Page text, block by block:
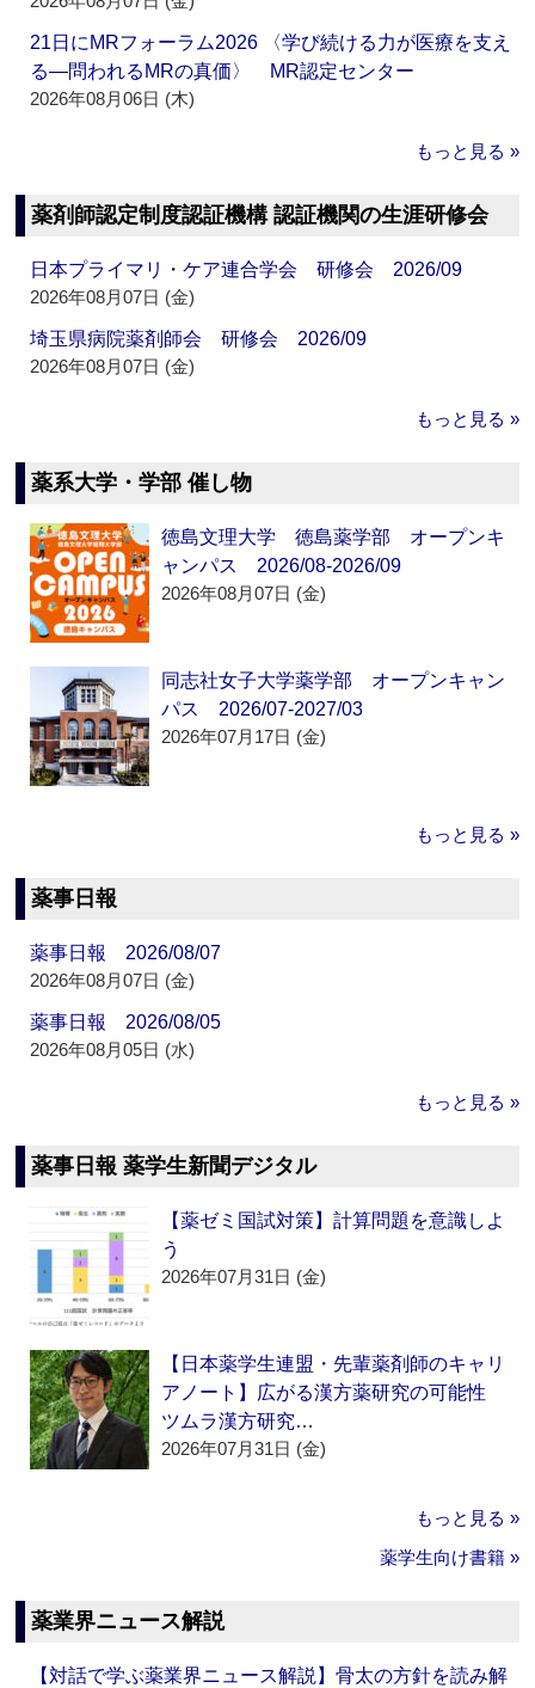
21日にMRフォーラム2026 〈学び続ける力が医療を支え
る―問われるMRの真価〉 MR認定センター
2026年08月06日 (木)
もっと見る »
薬剤師認定制度認証機構 認証機関の生涯研修会
日本プライマリ・ケア連合学会 研修会 2026/09
2026年08月07日 (金)
埼玉県病院薬剤師会 研修会 2026/09
2026年08月07日 (金)
もっと見る »
薬系大学・学部 催し物
徳島文理大学 徳島薬学部 オープンキ
ャンパス 2026/08-2026/09
2026年08月07日 (金)
同志社女子大学薬学部 オープンキャン
パス 2026/07-2027/03
2026年07月17日 (金)
もっと見る »
薬事日報
薬事日報 2026/08/07
2026年08月07日 (金)
薬事日報 2026/08/05
2026年08月05日 (水)
もっと見る »
薬事日報 薬学生新聞デジタル
【薬ゼミ国試対策】計算問題を意識しよ
う
2026年07月31日 (金)
【日本薬学生連盟・先輩薬剤師のキャリ
アノート】広がる漢方薬研究の可能性
ツムラ漢方研究…
2026年07月31日 (金)
もっと見る »
薬学生向け書籍 »
薬業界ニュース解説
【対話で学ぶ薬業界ニュース解説】骨太の方針を読み解